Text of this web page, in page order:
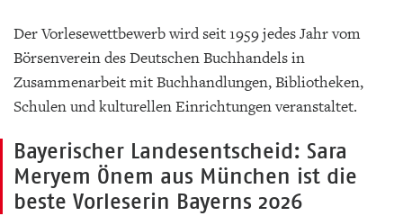
Der Vorlesewettbewerb wird seit 1959 jedes Jahr vom
Börsenverein des Deutschen Buchhandels in
Zusammenarbeit mit Buchhandlungen, Bibliotheken,
Schulen und kulturellen Einrichtungen veranstaltet.
Bayerischer Landesentscheid: Sara
Meryem Önem aus München ist die
beste Vorleserin Bayerns 2026